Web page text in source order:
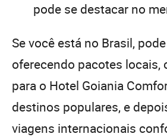
pode se destacar no
Se você está no Brasil,
oferecendo pacotes locais,
para o Hotel Goiania
destinos populares, e
viagens internacionais